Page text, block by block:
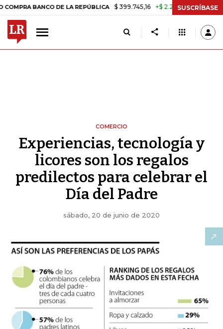
DE LA REPÚBLICA $ 399.745,16 +$ 2.295,71 +0,58% TASA DE
SUSCRÍBASE
COMERCIO
Experiencias, tecnología y
licores son los regalos
predilectos para celebrar el
Día del Padre
sábado, 20 de junio de 2020